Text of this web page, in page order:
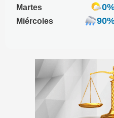
Martes
Miércoles